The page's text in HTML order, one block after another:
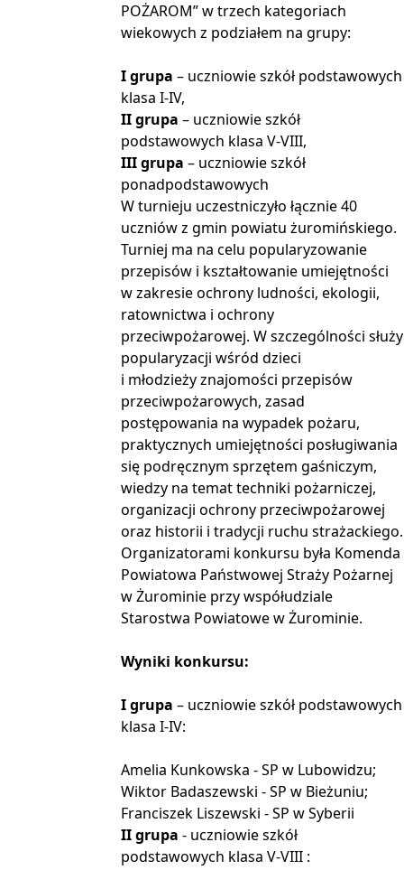
POŻAROM” w trzech kategoriach
wiekowych z podziałem na grupy:
I grupa – uczniowie szkół podstawowych
klasa I-IV,
II grupa – uczniowie szkół
podstawowych klasa V-VIII,
III grupa – uczniowie szkół
ponadpodstawowych
W turnieju uczestniczyło łącznie 40
uczniów z gmin powiatu żuromińskiego.
Turniej ma na celu popularyzowanie
przepisów i kształtowanie umiejętności
w zakresie ochrony ludności, ekologii,
ratownictwa i ochrony
przeciwpożarowej. W szczególności służy
popularyzacji wśród dzieci
i młodzieży znajomości przepisów
przeciwpożarowych, zasad
postępowania na wypadek pożaru,
praktycznych umiejętności posługiwania
się podręcznym sprzętem gaśniczym,
wiedzy na temat techniki pożarniczej,
organizacji ochrony przeciwpożarowej
oraz historii i tradycji ruchu strażackiego.
Organizatorami konkursu była Komenda
Powiatowa Państwowej Straży Pożarnej
w Żurominie przy współudziale
Starostwa Powiatowe w Żurominie.
Wyniki konkursu:
I grupa – uczniowie szkół podstawowych
klasa I-IV:
Amelia Kunkowska - SP w Lubowidzu;
Wiktor Badaszewski - SP w Bieżuniu;
Franciszek Liszewski - SP w Syberii
II grupa - uczniowie szkół
podstawowych klasa V-VIII :